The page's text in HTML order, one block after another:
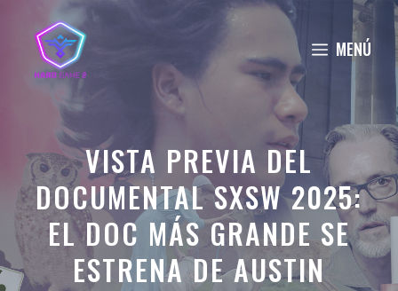
contenido
MENÚ
VISTA PREVIA DEL
DOCUMENTAL SXSW 2025:
EL DOC MÁS GRANDE SE
ESTRENA DE AUSTIN